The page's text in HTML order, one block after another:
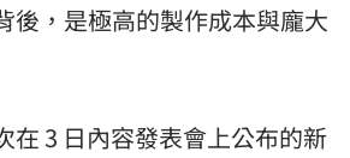
後，是極高的製作成本與龐大
在 3 日內容發表會上公布的新